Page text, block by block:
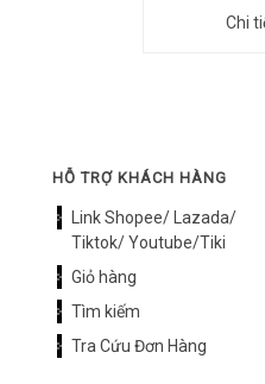
Chi
HỖ TRỢ KHÁCH HÀNG
Link Shopee/ Lazada/
Tiktok/ Youtube/Tiki
Giỏ hàng
Tìm kiếm
Tra Cứu Đơn Hàng